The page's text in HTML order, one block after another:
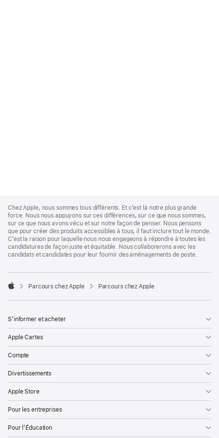
Footer
Chez Apple, nous sommes tous différents. Et c’est là notre plus grande
force. Nous nous appuyons sur ces différences, sur ce que nous sommes,
sur ce que nous avons vécu et sur notre façon de penser. Nous pensons
que pour créer des produits accessibles à tous, il faut inclure tout le monde.
C’est la raison pour laquelle nous nous engageons à répondre à toutes les
candidatures de façon juste et équitable. Nous collaborerons avec les
candidats et candidates pour leur fournir des aménagements de poste.

Parcours chez Apple Parcours chez Apple
S’informer et acheter
Apple Cartes
Compte
Divertissements
Apple Store
Pour les entreprises
Pour l’Éducation